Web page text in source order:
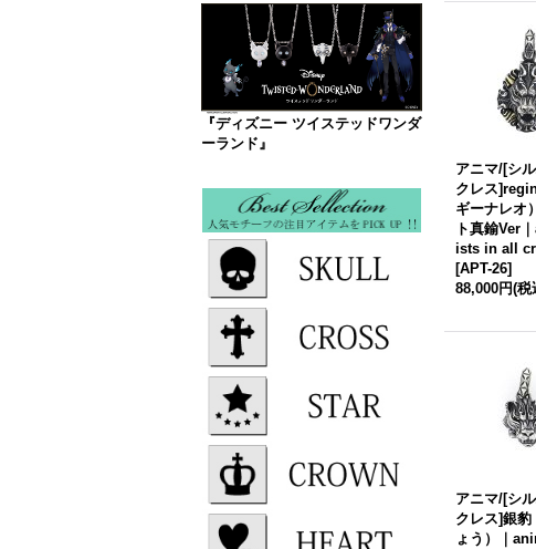
『ディズニー ツイステッドワンダ
ーランド』
アニマ/[シ
クレス
ギーナレオ
ト真鍮Ver
ists in all
[APT-26]
88,000円(税
アニマ/[シ
クレス]銀豹
ょう）｜